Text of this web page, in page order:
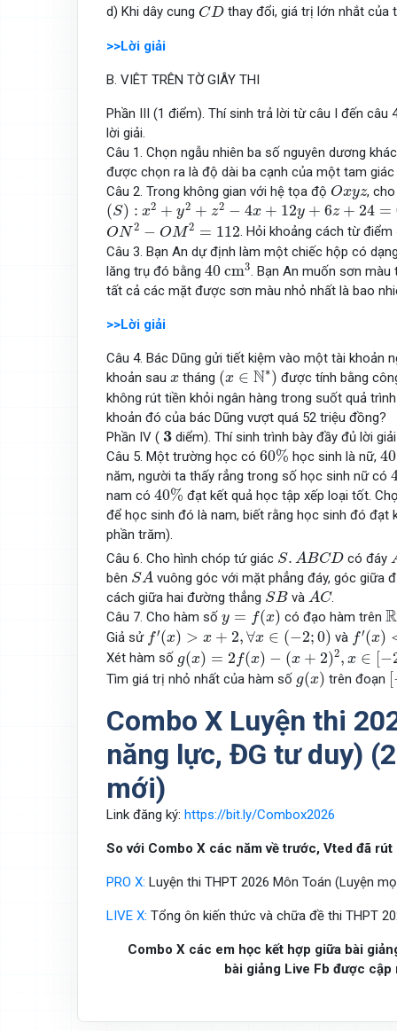
d) Khi dây cung CD
CD thay đổi, giá trị lớn nhắt của
>>Lời giải
B. VIÊT TRÊN TỜ GIÂY THI
Phần III (1 điểm). Thí sinh trả lời từ câu I đến câu
lời giải.
Câu 1. Chọn ngẫu nhiên ba số nguyên dương
được chọn ra là độ dài ba cạnh của một tam
Câu 2. Trong không gian với hệ tọa độ Oxyz
Ox ,
(S) : x2 + y2 + z2 − 4x + 12y + 6z + 24 =
(S): x2 +y2+ z2−4x+12y+ 6z+24 =0
ON 2 − OM2 = 112
O N2− M2=112
. Hỏi khoảng cách từ điểm
Câu 3. Bạn An dự định làm một chiếc hộp có
lăng trụ đó bằng 40cm3
40c m3
. Bạn An muốn sơn
tất cả các mặt được sơn màu nhỏ nhất là bao
>>Lời giải
Câu 4. Bác Dũng gửi tiết kiệm vào một tài khoản
khoản sau x
x tháng (x ∈ N∗)
( ∈N∗) được tính bằng
không rút tiền khỏi ngân hàng trong suốt quả
khoản đó của bác Dũng vượt quá 52 triệu đồng?
Phần IV ( 3
3 diểm). Thí sinh trình bày đầy đủ lời
Câu 5. Một trường học có 60%
60% học sinh là nữ, 40
40
năm, người ta thấy rẳng trong số học sinh nữ có
nam có 40%
40% đạt kết quả học tập xếp loại tốt.
để học sinh đó là nam, biết rằng học sinh đó đạt
phần trăm).
Câu 6. Cho hình chóp tứ giác S. ABCD
S. BCD có đáy
bên SA
SAvuông góc với mặt phẳng đáy, góc giữa
cách giữa hai đường thẳng SB
SBvà AC
AC .
Câu 7. Cho hàm số y = f(x)
y x) có đạo hàm trênR
R
Giả sử f′(x) > x + 2,∀x ∈ (−2;0)
f′(x > x ∀x ∈ (− 2 0 và f′(x)
f′(x <
Xét hàm số g(x) = 2 f(x) − (x + 2)2, x ∈ [−
g ( ) 2f (x)− x +2) ∈[−2 3
Tìm giá trị nhỏ nhất của hàm số g(x)
(x ) trên đoạn [[
Combo X Luyện thi
năng lực, ĐG tư duy)
mới)
Link đăng ký: https://bit.ly/Combox2026
So với Combo X các năm về trước, Vted đã
PRO X: Luyện thi THPT 2026 Môn Toán (Luyện
LIVE X: Tổng ôn kiến thức và chữa đề thi THPT
Combo X các em học kết hợp giữa bài
bài giảng Live Fb được